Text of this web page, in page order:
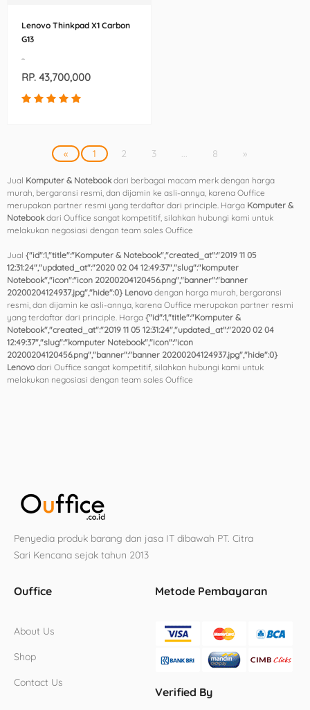
Lenovo Thinkpad X1 Carbon
G13
-
RP. 43,700,000
« 1 2 3 ... 8 »
Jual Komputer & Notebookdari berbagai macam merk dengan harga
murah, bergaransi resmi, dan dijamin ke asli-annya, karena Ouffice
merupakan partner resmi yang terdaftar dari principle. Harga Komputer &
Notebookdari Ouffice sangat kompetitif, silahkan hubungi kami untuk
melakukan negosiasi dengan team sales Ouffice
Jual {"id":1,"title":"Komputer & Notebook","created_at":"2019 11 05
12:31:24","updated_at":"2020 02 04 12:49:37","slug":"komputer
Notebook","icon":"icon 20200204120456.png","banner":"banner
20200204124937.jpg","hide":0} Lenovo dengan harga murah, bergaransi
resmi, dan dijamin ke asli-annya, karena Ouffice merupakan partner resmi
yang terdaftar dari principle. Harga {"id":1,"title":"Komputer &
Notebook","created_at":"2019 11 05 12:31:24","updated_at":"2020 02 04
12:49:37","slug":"komputer Notebook","icon":"icon
20200204120456.png","banner":"banner 20200204124937.jpg","hide":0}
Lenovo dari Ouffice sangat kompetitif, silahkan hubungi kami untuk
melakukan negosiasi dengan team sales Ouffice
Penyedia produk barang dan jasa IT dibawah PT. Citra
Sari Kencana sejak tahun 2013
Ouffice
About Us
Shop
Contact Us
Metode Pembayaran
Verified By